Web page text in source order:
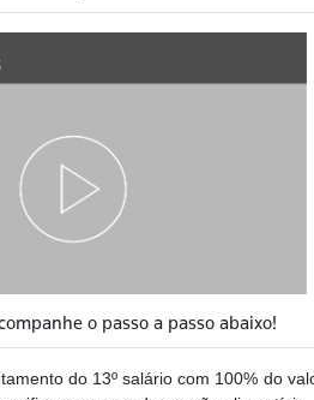
o passo a passo abaixo!
do 13º salário com 100% do